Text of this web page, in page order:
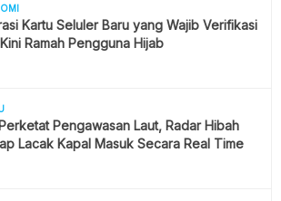
Kartu Seluler Baru yang Wajib Verifikasi
Ramah Pengguna Hijab
Pengawasan Laut, Radar Hibah
Lacak Kapal Masuk Secara Real Time